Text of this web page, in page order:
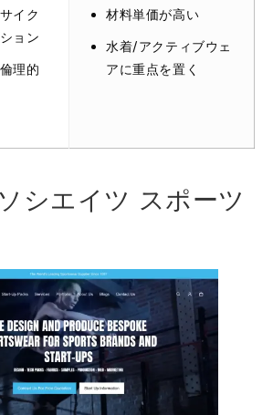
イク
ョン
理的
材料単価が高い
水着/アクティブウェ
アに重点を置く
シエイツ スポーツ